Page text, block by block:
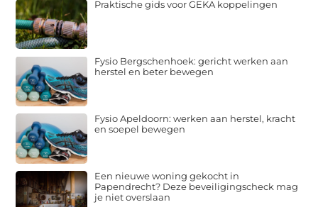
Praktische gids voor GEKA koppelingen
Fysio Bergschenhoek: gericht werken aan
herstel en beter bewegen
Fysio Apeldoorn: werken aan herstel, kracht
en soepel bewegen
Een nieuwe woning gekocht in
Papendrecht? Deze beveiligingscheck mag
je niet overslaan